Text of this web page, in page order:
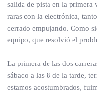
salida de pista en la primera
raras con la electrónica,
cerrado empujando. Como
equipo, que resolvió el
La primera de las dos
sábado a las 8 de la tarde,
estamos acostumbrados,